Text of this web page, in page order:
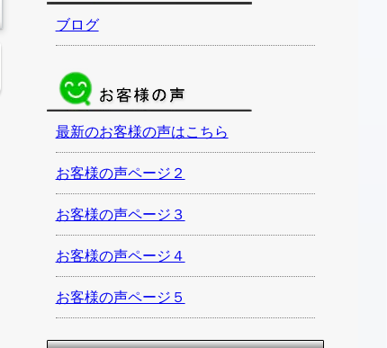
ブログ
最新のお客様の声はこちら
お客様の声ページ２
お客様の声ページ３
お客様の声ページ４
お客様の声ページ５